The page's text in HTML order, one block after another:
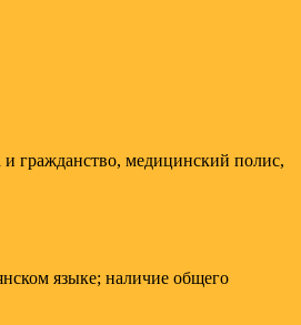
гражданство, медицинский полис,
языке; наличие общего